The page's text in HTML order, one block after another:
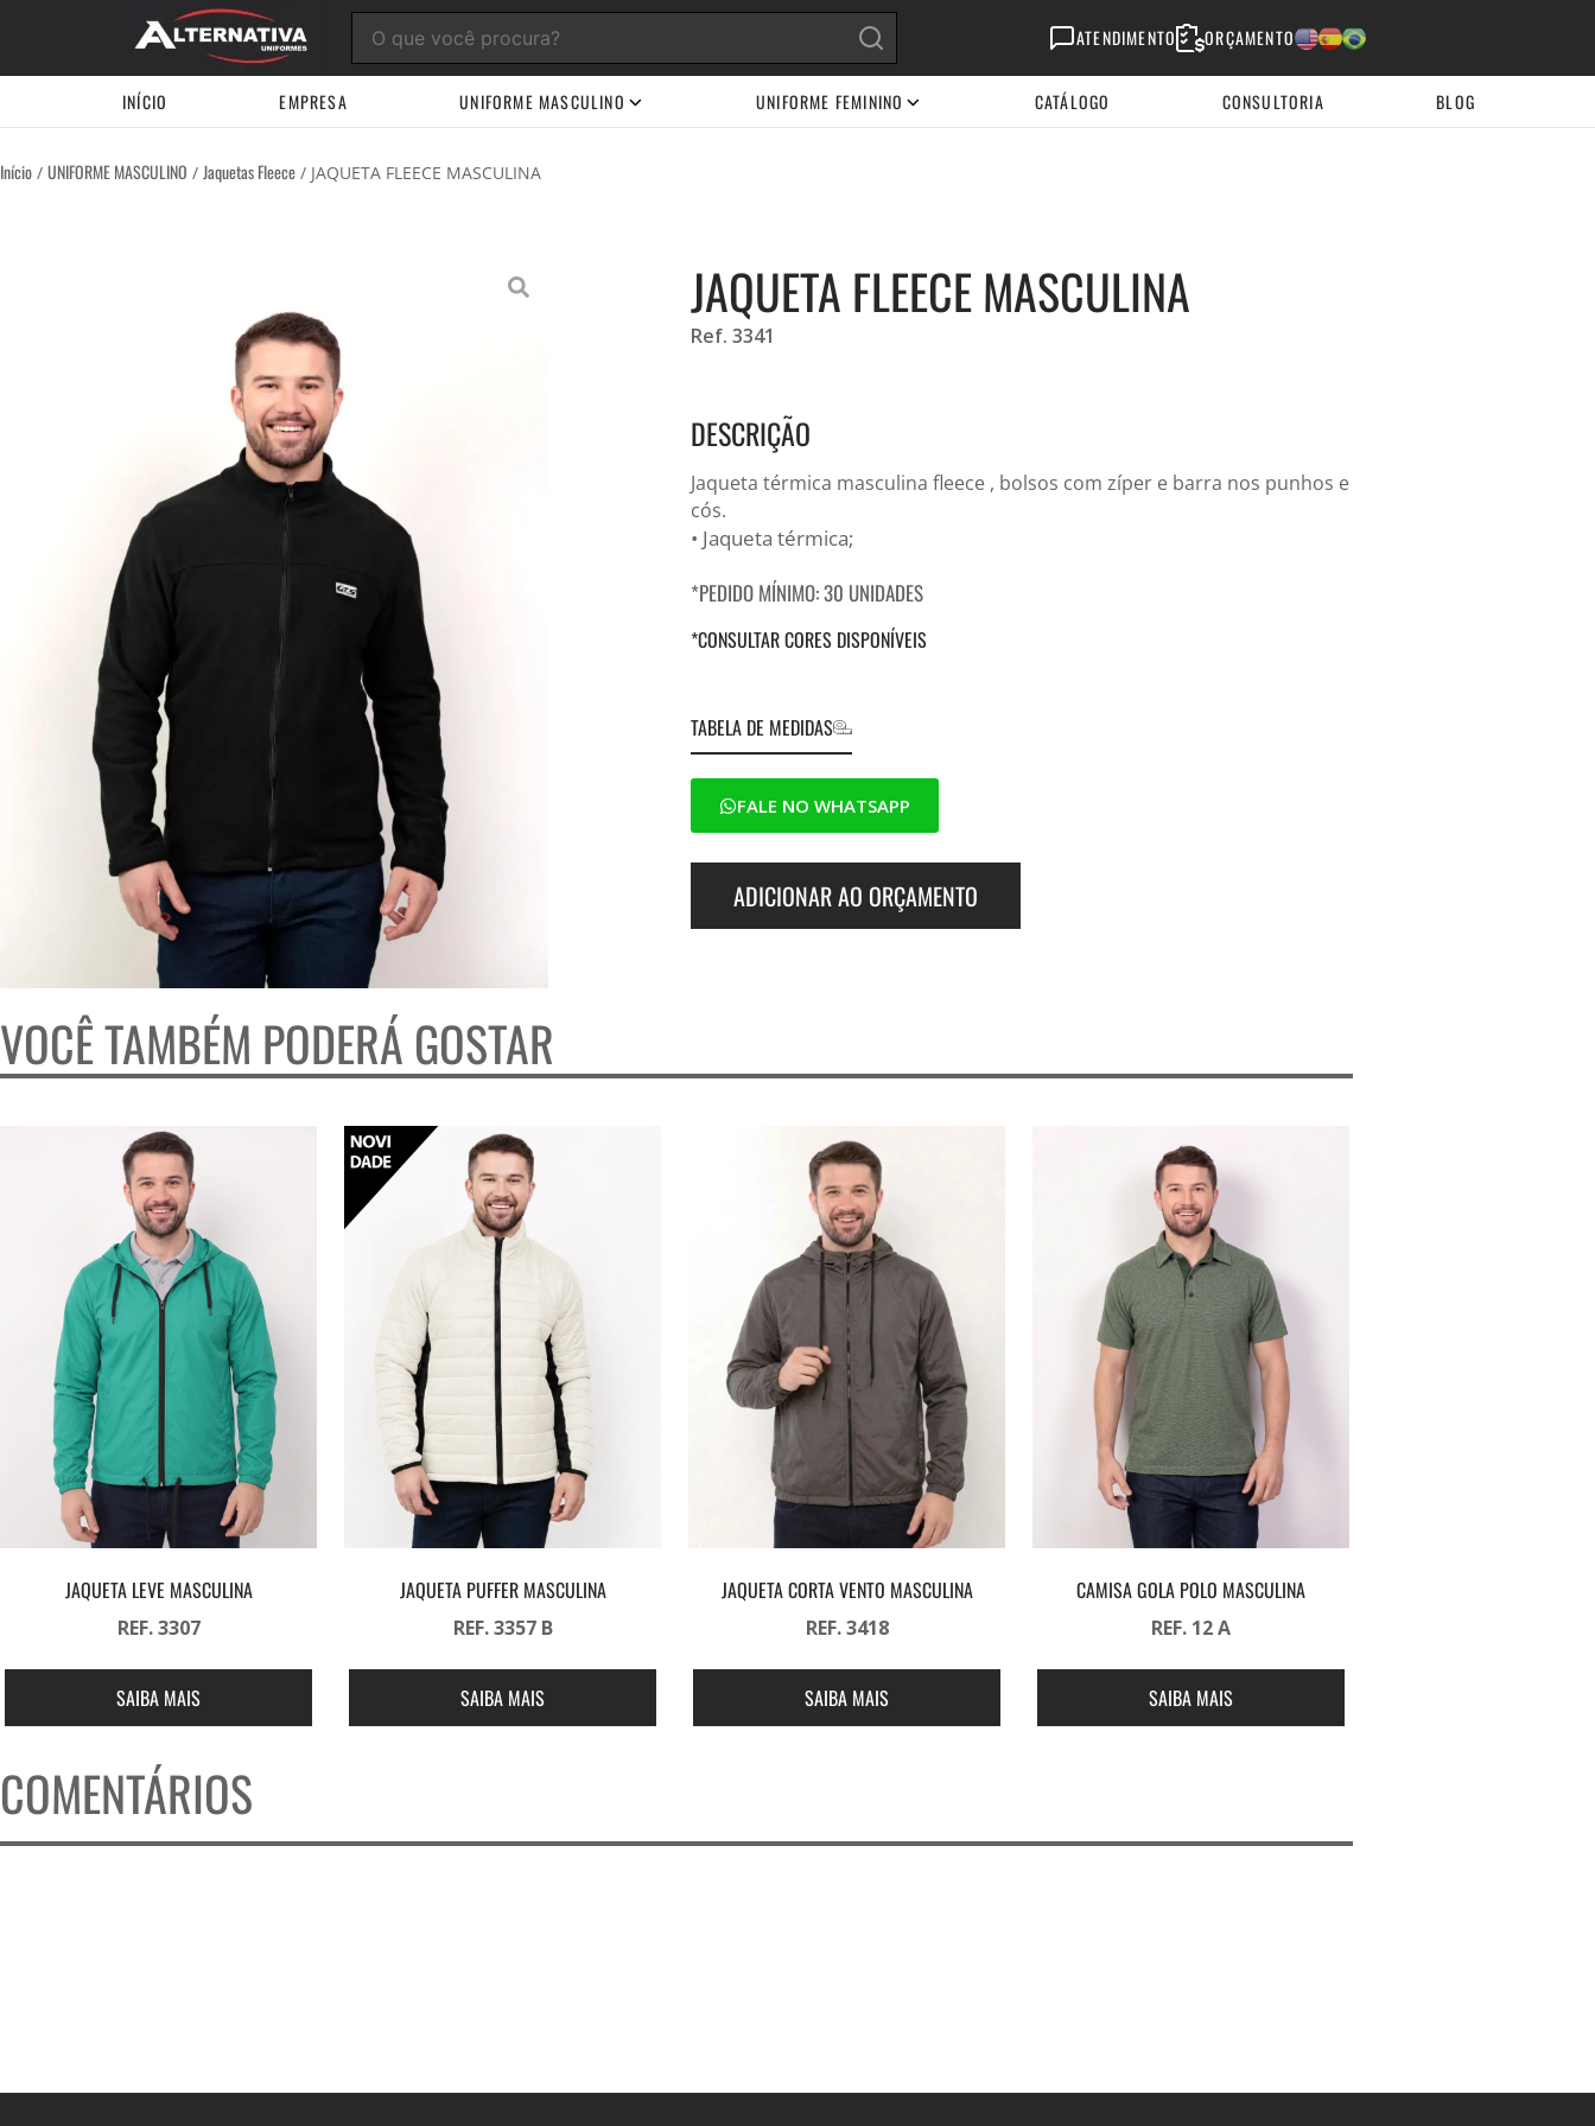
ATENDIMENTO
ORÇAMENTO
EnglishEspanholPortugues
INÍCIO
EMPRESA UNIFORME MASCULINO UNIFORME FEMININO CATÁLOGO CONSULTORIA BLOG
Início / UNIFORME MASCULINO / Jaquetas Fleece / JAQUETA FLEECE MASCULINA
JAQUETA FLEECE MASCULINA
Ref. 3341
DESCRIÇÃO
Jaqueta térmica masculina fleece , bolsos com zíper e barra nos punhos e
cós.
• Jaqueta térmica;
*PEDIDO MÍNIMO: 30 UNIDADES
*CONSULTAR CORES DISPONÍVEIS
TABELA DE MEDIDAS
FALE NO WHATSAPP
ADICIONAR AO ORÇAMENTO
VOCÊ TAMBÉM PODERÁ GOSTAR
JAQUETA LEVE MASCULINA
REF. 3307
SAIBA MAIS
JAQUETA PUFFER MASCULINA
REF. 3357 B
SAIBA MAIS
JAQUETA CORTA VENTO MASCULINA
REF. 3418
SAIBA MAIS
CAMISA GOLA POLO MASCULINA
REF. 12 A
SAIBA MAIS
COMENTÁRIOS